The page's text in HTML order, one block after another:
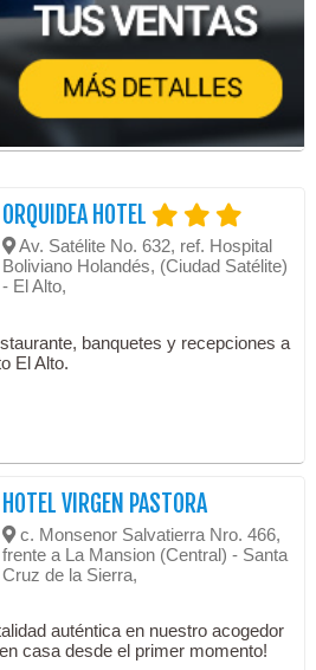
ORQUIDEA HOTEL
Av. Satélite No. 632, ref. Hospital
Boliviano Holandés, (Ciudad Satélite)
- El Alto,
banquetes y recepciones a
El Alto.
HOTEL VIRGEN PASTORA
c. Monsenor Salvatierra Nro. 466,
frente a La Mansion (Central) - Santa
Cruz de la Sierra,
auténtica en nuestro acogedor
casa desde el primer momento!